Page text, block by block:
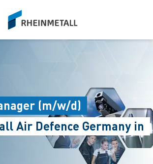
siteLogo
(m/w/d)
Air Defence Germany in